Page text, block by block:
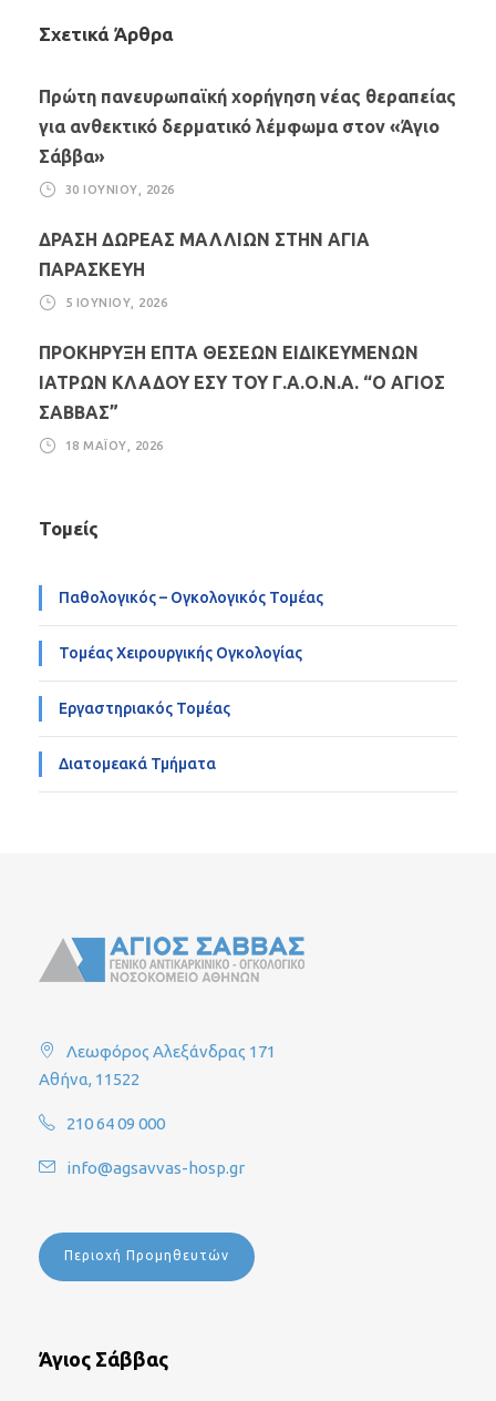
Σχετικά Άρθρα
Πρώτη πανευρωπαϊκή χορήγηση νέας θεραπείας
για ανθεκτικό δερματικό λέμφωμα στον «Άγιο
Σάββα»
30 ΙΟΥΝΊΟΥ, 2026
ΔΡΑΣΗ ΔΩΡΕΑΣ ΜΑΛΛΙΩΝ ΣΤΗΝ ΑΓΙΑ
ΠΑΡΑΣΚΕΥΗ
5 ΙΟΥΝΊΟΥ, 2026
ΠΡΟΚΗΡΥΞΗ ΕΠΤΑ ΘΕΣΕΩΝ ΕΙΔΙΚΕΥΜΕΝΩΝ
ΙΑΤΡΩΝ ΚΛΑΔΟΥ ΕΣΥ ΤΟΥ Γ.Α.Ο.Ν.Α. “Ο ΑΓΙΟΣ
ΣΑΒΒΑΣ”
18 ΜΑΪ́ΟΥ, 2026
Τομείς
Παθολογικός – Ογκολογικός Τομέας
Τομέας Χειρουργικής Ογκολογίας
Εργαστηριακός Τομέας
Διατομεακά Τμήματα
Λεωφόρος Αλεξάνδρας 171
Αθήνα, 11522
210 64 09 000
info@agsavvas-hosp.gr
Περιοχή Προμηθευτών
Άγιος Σάββας